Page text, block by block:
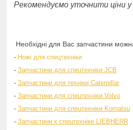
Рекомендуємо уточнити ціни
Необхідні для Вас запчастини
- Ножі для спецтехніки
- Запчастини для спецтехніки JCB
- Запчастини для техніки Caterpillar
- Запчастини для спецтехніки Volvo
- Запчастини для спецтехніки Komatsu
- Запчастини к спецтехніке LIEBHERR